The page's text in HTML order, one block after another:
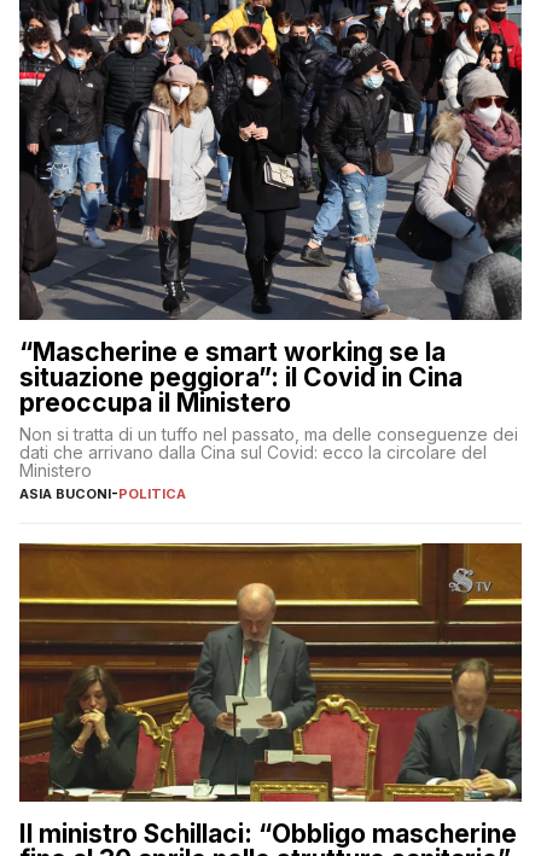
“Mascherine e smart working se la
situazione peggiora”: il Covid in Cina
preoccupa il Ministero
Non si tratta di un tuffo nel passato, ma delle conseguenze dei
dati che arrivano dalla Cina sul Covid: ecco la circolare del
Ministero
ASIA BUCONI-POLITICA
Il ministro Schillaci: “Obbligo mascherine